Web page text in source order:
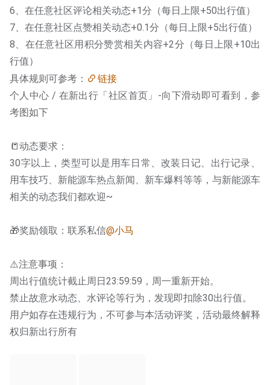
6、在任意社区评论相关动态+1分（每日上限+50出行值）
7、在任意社区点赞相关动态+0.1分（每日上限+5出行值）
8、在任意社区用积分赞赏相关内容+2分（每日上限+10出
行值）
具体规则可参考：
链接
个人中心 / 在新出行「社区首页」-向下滑动即可看到，参
考图如下
📒动态要求：
30字以上，类型可以是用车日常、改装日记、出行记录、
用车技巧、新能源车热点新闻、新车爆料等等，与新能源车
相关的动态我们都欢迎~
🎁奖励领取：联系私信@小马
⚠️注意事项：
周出行值统计截止周日23:59:59，周一重新开始。
禁止故意水动态、水评论等行为，发现即扣除30出行值。
用户如存在违规行为，不可参与本活动评奖，活动最终解释
权归新出行所有